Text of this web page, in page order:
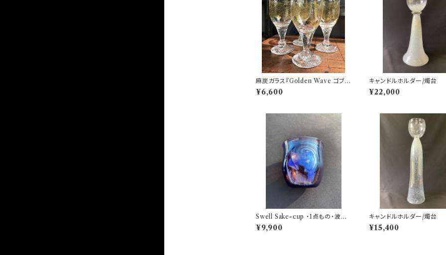
麻炭ガラス『Golden Wave ゴブレ
ット ワイングラス』(ヒマラヤ産原種
麻炭使用)
¥6,600
キャンドルホルダー/燭台
¥22,000
Swell Sake-cup ・1点もの・波の
ように唯一無二
¥9,900
キャンドルホルダー/燭台
¥15,400